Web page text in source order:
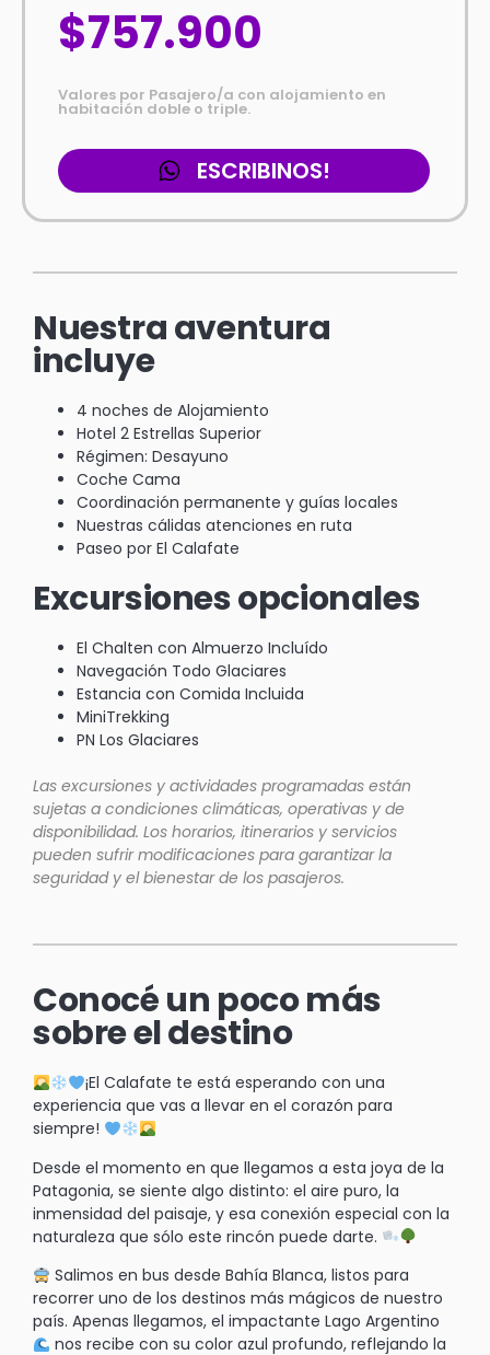
$757.900
Valores por Pasajero/a con alojamiento en
habitación doble o triple.
ESCRIBINOS!
Nuestra aventura
incluye
4 noches de Alojamiento
Hotel 2 Estrellas Superior
Régimen: Desayuno
Coche Cama
Coordinación permanente y guías locales
Nuestras cálidas atenciones en ruta
Paseo por El Calafate
Excursiones opcionales
El Chalten con Almuerzo Incluído
Navegación Todo Glaciares
Estancia con Comida Incluida
MiniTrekking
PN Los Glaciares
Las excursiones y actividades programadas están
sujetas a condiciones climáticas, operativas y de
disponibilidad. Los horarios, itinerarios y servicios
pueden sufrir modificaciones para garantizar la
seguridad y el bienestar de los pasajeros.
Conocé un poco más
sobre el destino
¡El Calafate te está esperando con una
experiencia que vas a llevar en el corazón para
siempre!
Desde el momento en que llegamos a esta joya de la
Patagonia, se siente algo distinto: el aire puro, la
inmensidad del paisaje, y esa conexión especial con la
naturaleza que sólo este rincón puede darte.
Salimos en bus desde Bahía Blanca, listos para
recorrer uno de los destinos más mágicos de nuestro
país. Apenas llegamos, el impactante Lago Argentino
nos recibe con su color azul profundo, reflejando la